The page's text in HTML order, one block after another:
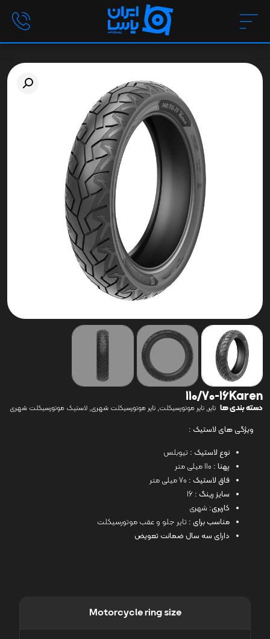
110/70-16Karen
دسته بندی ها تایر, تایر موتورسیکلت, تایر موتورسیکلت شهری, لاستیک موتورسیکلت شهری
ویژگی های لاستیک :
نوع لاستیک : تیوبلس
پهنا : 110 میلی متر
فاق لاستیک : 70 میلی متر
سایز رینگ : 16
کاربری: شهری
مناسب برای : تایر جلو و عقب موتورسیکلت
دارای سه سال ضمانت تعویض
Motorcycle ring size